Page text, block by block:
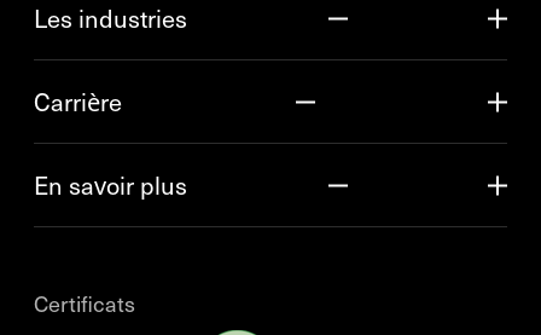
Les industries
Carrière
En savoir plus
Certificats